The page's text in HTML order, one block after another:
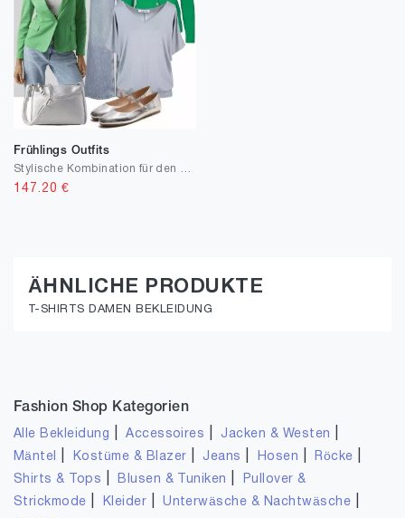
Frühlings Outfits
147.20 €
ÄHNLICHE PRODUKTE
T-SHIRTS DAMEN BEKLEIDUNG
Fashion Shop Kategorien
Alle Bekleidung |Accessoires Jacken & Westen
Mäntel Kostüme & Blazer Jeans Hosen Röcke
Shirts & Tops Blusen & Tuniken
Pullover &
Strickmode
Kleider |Unterwäsche & Nachtwäsche